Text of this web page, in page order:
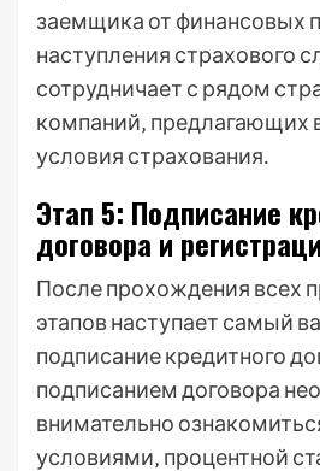
заемщика от финансовых
наступления страхового
сотрудничает с рядом
компаний‚ предлагающих
условия страхования․
Этап 5: Подписание
договора и
После прохождения всех
этапов наступает самый
подписание кредитного
подписанием договора
внимательно
условиями‚ процентной